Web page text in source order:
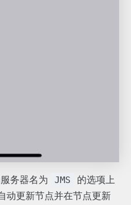
务器名为 JMS
的选项上
动更新节点并在节点更新